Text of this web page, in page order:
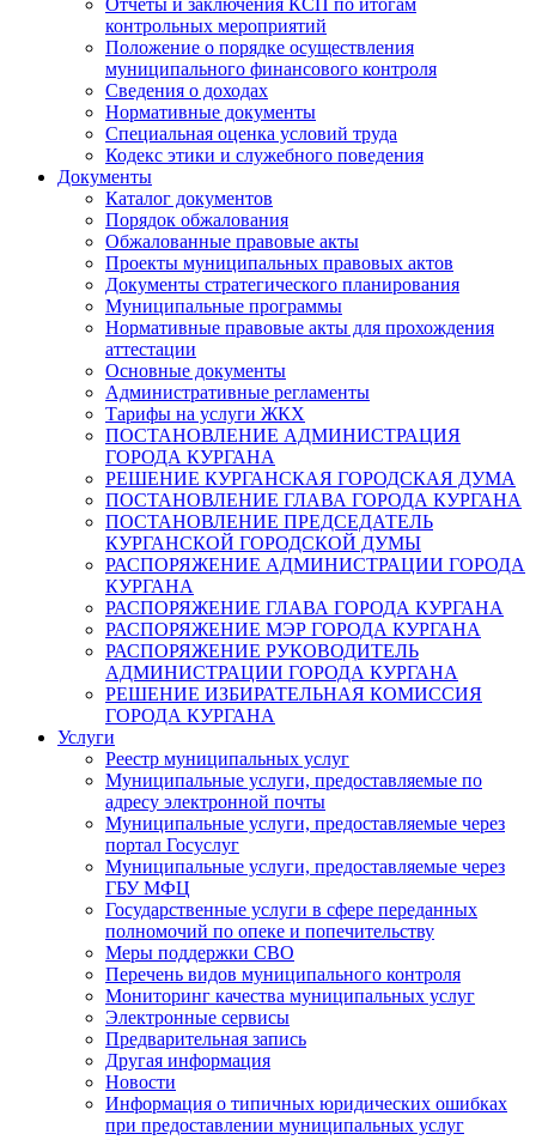
Отчеты и заключения КСП по итогам
контрольных мероприятий
Положение о порядке осуществления
муниципального финансового контроля
Сведения о доходах
Нормативные документы
Специальная оценка условий труда
Кодекс этики и служебного поведения
Документы
Каталог документов
Порядок обжалования
Обжалованные правовые акты
Проекты муниципальных правовых актов
Документы стратегического планирования
Муниципальные программы
Нормативные правовые акты для прохождения
аттестации
Основные документы
Административные регламенты
Тарифы на услуги ЖКХ
ПОСТАНОВЛЕНИЕ АДМИНИСТРАЦИЯ
ГОРОДА КУРГАНА
РЕШЕНИЕ КУРГАНСКАЯ ГОРОДСКАЯ ДУМА
ПОСТАНОВЛЕНИЕ ГЛАВА ГОРОДА КУРГАНА
ПОСТАНОВЛЕНИЕ ПРЕДСЕДАТЕЛЬ
КУРГАНСКОЙ ГОРОДСКОЙ ДУМЫ
РАСПОРЯЖЕНИЕ АДМИНИСТРАЦИИ ГОРОДА
КУРГАНА
РАСПОРЯЖЕНИЕ ГЛАВА ГОРОДА КУРГАНА
РАСПОРЯЖЕНИЕ МЭР ГОРОДА КУРГАНА
РАСПОРЯЖЕНИЕ РУКОВОДИТЕЛЬ
АДМИНИСТРАЦИИ ГОРОДА КУРГАНА
РЕШЕНИЕ ИЗБИРАТЕЛЬНАЯ КОМИССИЯ
ГОРОДА КУРГАНА
Услуги
Реестр муниципальных услуг
Муниципальные услуги, предоставляемые по
адресу электронной почты
Муниципальные услуги, предоставляемые через
портал Госуслуг
Муниципальные услуги, предоставляемые через
ГБУ МФЦ
Государственные услуги в сфере переданных
полномочий по опеке и попечительству
Меры поддержки СВО
Перечень видов муниципального контроля
Мониторинг качества муниципальных услуг
Электронные сервисы
Предварительная запись
Другая информация
Новости
Информация о типичных юридических ошибках
при предоставлении муниципальных услуг